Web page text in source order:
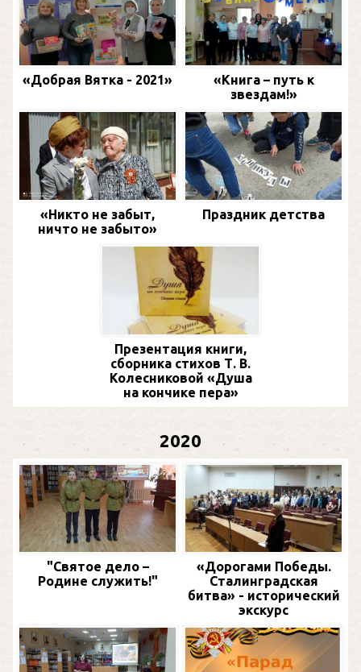
«Добрая Вятка - 2021»
«Книга – путь к
звездам!»
«Никто не забыт,
ничто не забыто»
Праздник детства
Презентация книги,
сборника стихов Т. В.
Колесниковой «Душа
на кончике пера»
2020
"Святое дело –
Родине служить!"
«Дорогами Победы.
Сталинградская
битва» - исторический
экскурс